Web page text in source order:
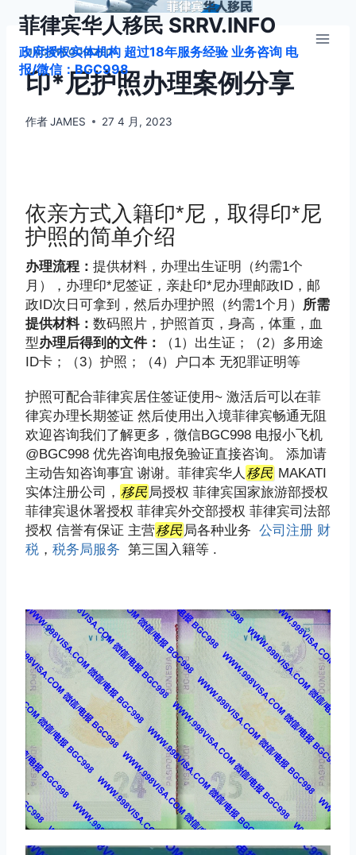
菲律宾华人移民 SRRV.INFO
政府授权实体机构 超过18年服务经验 业务咨询 电
报/微信：BGC998
UNCATEGORIZED
印*尼护照办理案例分享
作者JAMES 27 4 月, 2023
依亲方式入籍印*尼，取得印*尼
护照的简单介绍
办理流程： 提供材料，办理出生证明（约需1个
月），办理印*尼签证，亲赴印*尼办理邮政ID，邮
政ID次日可拿到，然后办理护照（约需1个月）
所需
提供材料： 数码照片，护照首页，身高，体重，血
型办理后得到的文件：
（1）出生证；（2）多用途
ID卡；（3）护照；（4）户口本 无犯罪证明等
护照可配合菲律宾居住签证使用~ 激活后可以在菲
律宾办理长期签证 然后使用出入境菲律宾畅通无阻
欢迎咨询我们了解更多，微信BGC998 电报小飞机
@BGC998 优先咨询电报免验证直接咨询。 添加请
主动告知咨询事宜 谢谢。菲律宾华人 移民 MAKATI
实体注册公司，
移民 局授权 菲律宾国家旅游部授权
菲律宾退休署授权 菲律宾外交部授权 菲律宾司法部
授权 信誉有保证 主营移民 局各种业务 公司注册 财
税
税务局服务 第三国入籍等 .